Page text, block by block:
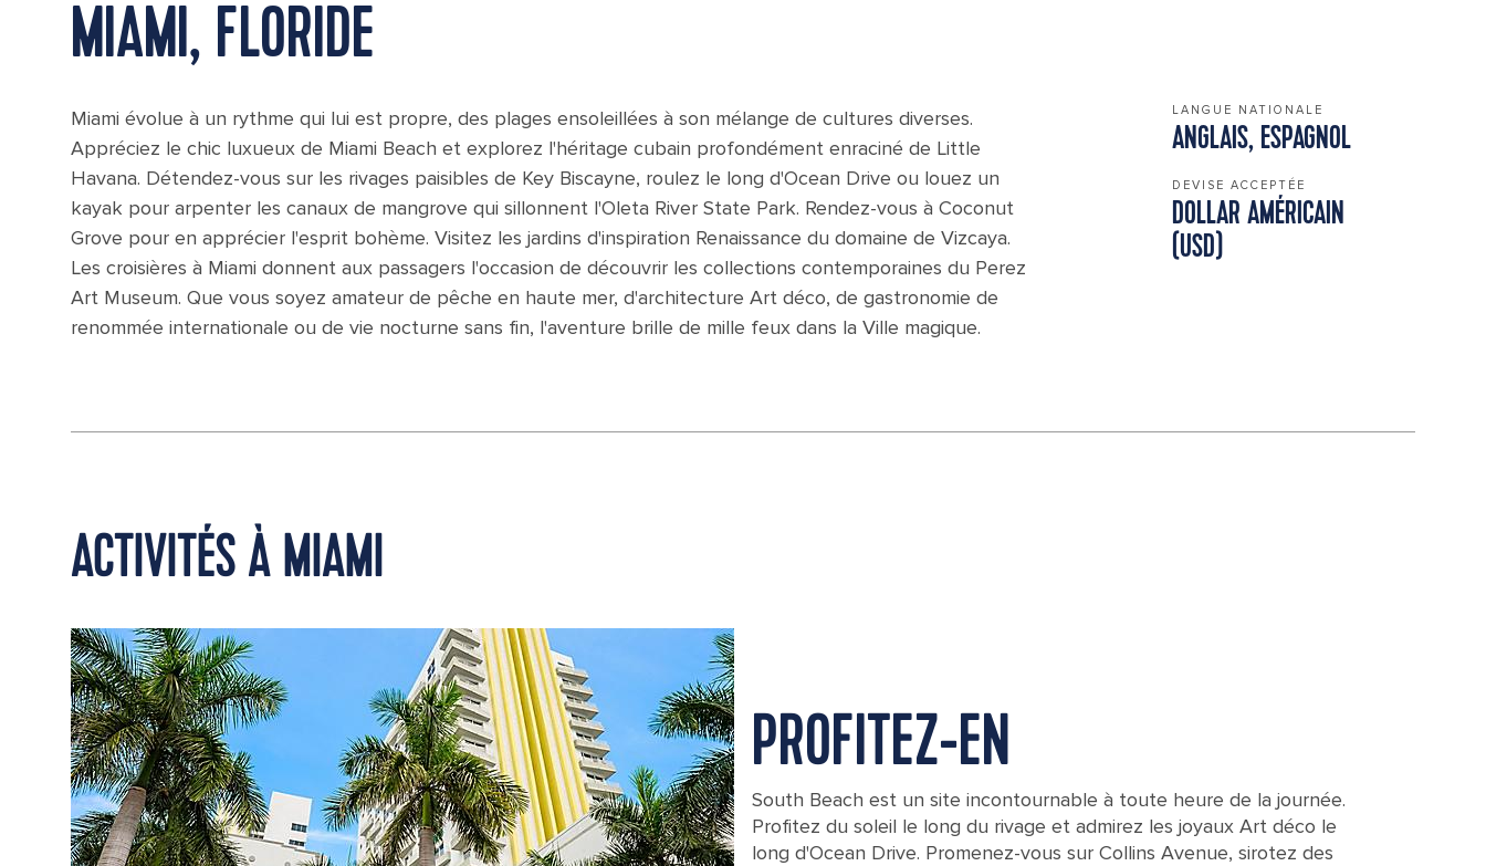
MIAMI, FLORIDE
Miami évolue à un rythme qui lui est propre, des plages ensoleillées à son mélange de cultures diverses.
Appréciez le chic luxueux de Miami Beach et explorez l'héritage cubain profondément enraciné de Little
Havana. Détendez-vous sur les rivages paisibles de Key Biscayne, roulez le long d'Ocean Drive ou louez un
kayak pour arpenter les canaux de mangrove qui sillonnent l'Oleta River State Park. Rendez-vous à Coconut
Grove pour en apprécier l'esprit bohème. Visitez les jardins d'inspiration Renaissance du domaine de Vizcaya.
Les croisières à Miami donnent aux passagers l'occasion de découvrir les collections contemporaines du Perez
Art Museum. Que vous soyez amateur de pêche en haute mer, d'architecture Art déco, de gastronomie de
renommée internationale ou de vie nocturne sans fin, l'aventure brille de mille feux dans la Ville magique.
LANGUE NATIONALE
ANGLAIS, ESPAGNOL
DEVISE ACCEPTÉE
DOLLAR AMÉRICAIN
(USD)
ACTIVITÉS À MIAMI
PROFITEZ-EN
South Beach est un site incontournable à toute heure de la journée.
Profitez du soleil le long du rivage et admirez les joyaux Art déco le
long d'Ocean Drive. Promenez-vous sur Collins Avenue, sirotez des